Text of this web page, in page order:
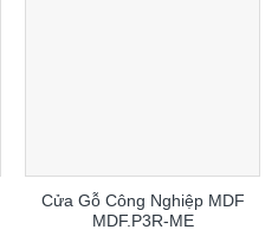
Cửa Gỗ Công Nghiệp MDF
MDF.P3R-ME